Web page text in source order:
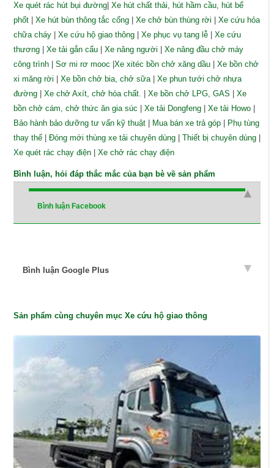
Xe quét rác hút bụi đường Xe hút chất thải, hút hầm cầu, hút bể
phốt
Xe hút bùn thông tắc cống Xe chở bùn thùng rời
Xe cứu hỏa
chữa cháy
Xe cứu hộ giao thông Xe phục vụ tang lễ
Xe cứu
thương
Xe tải gắn cẩu Xe nâng người
Xe nâng đầu chở máy
công trình
Sơ mi rơ mooc Xe xitéc bồn chở xăng dầu
Xe bồn chở
xi măng rời
Xe bồn chở bia, chở sữa| Xe phun tưới chở nhựa
đường
Xe chở Axít, chở hóa chất. Xe bồn chở LPG, GAS
Xe
bồn chở cám, chở thức ăn gia súc
Xe tải Dongfeng Xe tải Howo
Bảo hành bảo dưỡng tư vấn kỹ thuật
Mua bán xe trả góp
Phụ tùng
thay thế
Đóng mới thùng xe tải chuyên dùng Thiết bị chuyên dùng
Xe quét rác chạy điện
Xe chở rác chạy điện
Bình luận, hỏi đáp thắc mắc của bạn bè về sản phẩm
Bình luận Facebook
Bình luận Google Plus
Sản phẩm cùng chuyên mục Xe cứu hộ giao thông